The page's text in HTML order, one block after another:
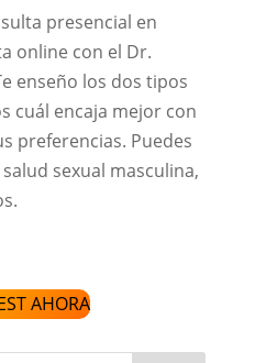
presencial en
online con el Dr.
enseño los dos tipos
cuál encaja mejor con
preferencias. Puedes
sexual masculina,
AHORA